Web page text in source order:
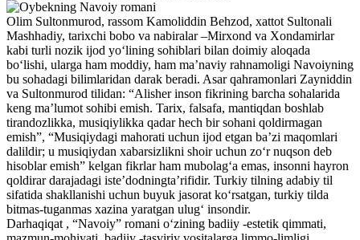
Olim Sultonmurod, rassom Kamoliddin Behzod, xattot Sultonali
Mashhadiy, tarixchi bobo va nabiralar –Mirxond va Xondamirlar
kabi turli nozik ijod yo‘lining sohiblari bilan doimiy aloqada
bo‘lishi, ularga ham moddiy, ham ma’naviy rahnamoligi Navoiyning
bu sohadagi bilimlaridan darak beradi. Asar qahramonlari Zayniddin
va Sultonmurod tilidan: “Alisher inson fikrining barcha sohalarida
keng ma’lumot sohibi emish. Tarix, falsafa, mantiqdan boshlab
tirandozlikka, musiqiylikka qadar hech bir sohani qoldirmagan
emish”, “Musiqiydagi mahorati uchun ijod etgan ba’zi maqomlari
dalildir; u musiqiydan xabarsizlikni shoir uchun zo‘r nuqson deb
hisoblar emish” kelgan fikrlar ham mubolag‘a emas, insonni hayron
qoldirar darajadagi iste’dodningta’rifidir. Turkiy tilning adabiy til
sifatida shakllanishi uchun buyuk jasorat ko‘rsatgan, turkiy tilda
bitmas-tuganmas xazina yaratgan ulug‘ insondir.
Darhaqiqat , “Navoiy” romani o‘zining badiiy -estetik qimmati,